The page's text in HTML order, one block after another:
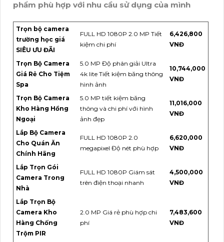
phẩm phù hợp với nhu cầu sử dụng của mình
Trọn bộ camera
trường học giá
SIÊU ƯU ĐÃI
FULL HD 1080P 2.0 MP Tiết
kiệm chi phí
6,426,800
VNĐ
Trọn Bộ Camera
Giá Rẻ Cho Tiệm
Spa
5.0 MP Độ phân giải Ultra
4k lite Tiết kiệm băng thông
hình ảnh
10,744,000
VNĐ
Trọn Bộ Camera
Kho Hàng Hồng
Ngoại
5.0 MP tiết kiệm băng
thông và chi phí với hình
ảnh đẹp
11,016,000
VNĐ
Lắp Bộ Camera
Cho Quán Ăn
Chính Hãng
FULL HD 1080P 2.0
megapixel Độ nét phù hợp
6,620,000
VNĐ
Lắp Trọn Gói
Camera Trong
Nhà
FULL HD 1080P Giám sát
trên điện thoại nhanh
4,500,000
VNĐ
Lắp Trọn Bộ
Camera Kho
Hàng Chống
Trộm PIR
2.0 MP Giá rẻ phù hợp chi
phí
7,483,600
VNĐ